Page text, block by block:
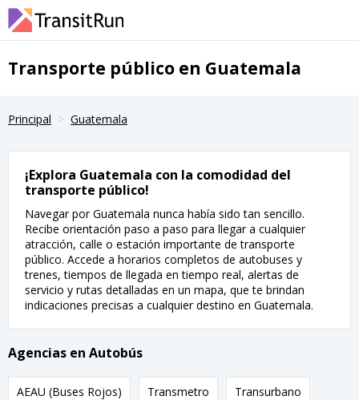
Transporte público en Guatemala
Principal Guatemala
¡Explora Guatemala con la comodidad del
transporte público!
Navegar por Guatemala nunca había sido tan sencillo.
Recibe orientación paso a paso para llegar a cualquier
atracción, calle o estación importante de transporte
público. Accede a horarios completos de autobuses y
trenes, tiempos de llegada en tiempo real, alertas de
servicio y rutas detalladas en un mapa, que te brindan
indicaciones precisas a cualquier destino en Guatemala.
Agencias en Autobús
AEAU (Buses Rojos) Transmetro Transurbano